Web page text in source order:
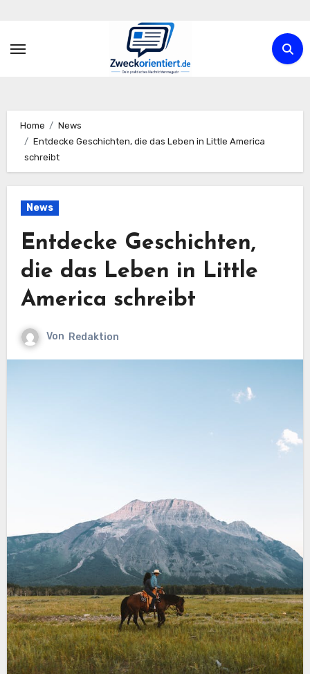
springen
Home
News
Entdecke Geschichten, die das Leben in Little America
schreibt
News
Entdecke Geschichten,
die das Leben in Little
America schreibt
Von Redaktion